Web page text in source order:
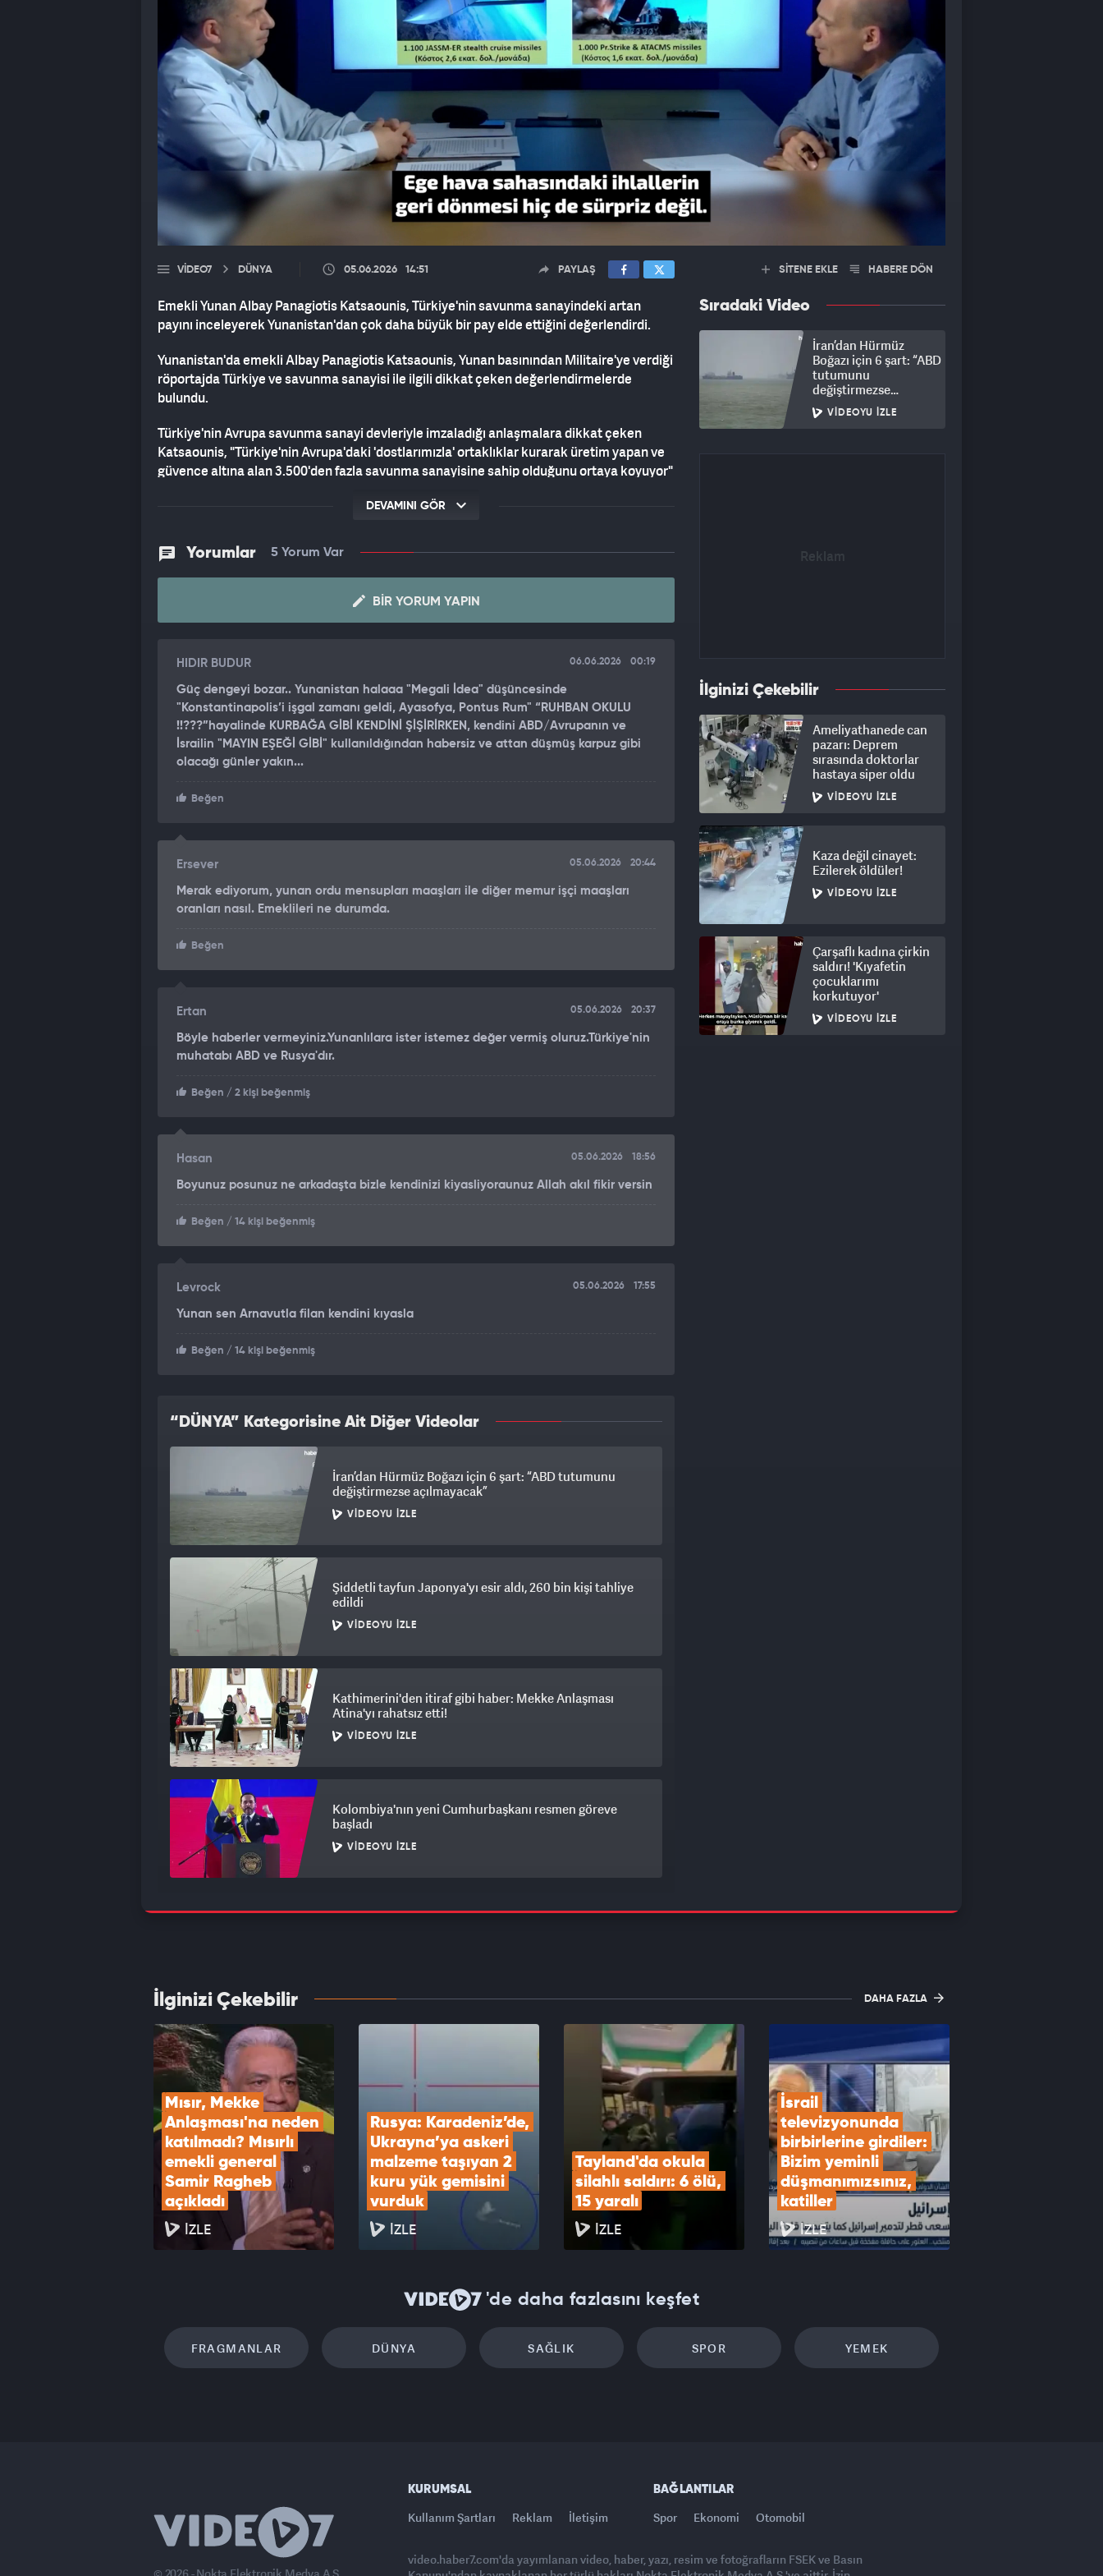
VIDEO7 DÜNYA 05.06.2026 14:51 PAYLAŞ
Emekli Yunan Albay Panagiotis Katsaounis, Türkiye'nin savunma sanayindeki artan
payını inceleyerek Yunanistan'dan çok daha büyük bir pay elde ettiğini değerlendirdi.
Yunanistan'da emekli Albay Panagiotis Katsaounis, Yunan basınından Militaire'ye verdiği
röportajda Türkiye ve savunma sanayisi ile ilgili dikkat çeken değerlendirmelerde
bulundu.
Türkiye'nin Avrupa savunma sanayi devleriyle imzaladığı anlaşmalara dikkat çeken
Katsaounis, "Türkiye'nin Avrupa'daki 'dostlarımızla' ortaklıklar kurarak üretim yapan ve
güvence altına alan 3.500'den fazla savunma sanayisine sahip olduğunu ortaya koyuyor"
söyleyen emekli Yunan Albay, Ege'de çok şey değiştiğini belirterek "Hepsi bizim
aleyhimize" dedi.
Baykar'ın Fransız Safran şirketiyle imzaladığı mutabakata vurgu yapan Katsaounis,
Yunanistan'ın Safran ile bir tedarik sözleşmesi imzaladığını ancak sonrasında Safran'ın
parçalarını ürettiğine de dikkat çekti.
Katsaounis, Yunanistan'ın aksine Baykar'ın yüksek teknoloji devi bir şirkete erişim
sağlayabildiğine yönelik eleştirilerini sundu. Yunan isim, "Bir yandan Türkiye'nin (AB'ye)
katılımını veto ediyoruz, diğer yandan teknoloji devleriyle anlaşmaları devleşiyor ve
yüksek teknoloji bilgisi ediniyor" diyerek sitem etti.
savunma ihracatı varken, 2026 yılının ilk yarısında bu rakamın iki milyar dolara ulaştığını;
2020-25 döneminde ise toplam ihracatın 30 milyar doları aştığını belirtti. Bununla birlikte
Yunanistan'ın büyük alımlardaki katılımının sıfır olduğunu; Milli Savunma Bakanı Nikos
Dendias'ın söz verdiği yüzde 25'lik yerli katılım oranı hâlâ sağlanamadığını söyledi.
DEVAMINI GÖR
Yorumlar 5 Yorum Var
BIR YORUM YAPIN
HIDIR BUDUR 06.06.2026 00:19
Güç dengeyi bozar.. Yunanistan halaaa "Megali İdea" düşüncesinde
"Konstantinapolis’i işgal zamanı geldi, Ayasofya, Pontus Rum" “RUHBAN OKULU
!!???”hayalinde KURBAĞA GİBİ KENDİNİ ŞİŞİRİRKEN, kendini ABD/Avrupanın ve
İsrailin "MAYIN EŞEĞİ GİBİ" kullanıldığından habersiz ve attan düşmüş karpuz gibi
olacağı günler yakın...
Beğen
Ersever 05.06.2026 20:44
Merak ediyorum, yunan ordu mensupları maaşları ile diğer memur işçi maaşları
oranları nasıl. Emeklileri ne durumda.
Beğen
Ertan 05.06.2026 20:37
Böyle haberler vermeyiniz.Yunanlılara ister istemez değer vermiş oluruz.Türkiye'nin
muhatabı ABD ve Rusya'dır.
Beğen / 2 kişi beğenmiş
Hasan 05.06.2026 18:56
Boyunuz posunuz ne arkadaşta bizle kendinizi kiyasliyoraunuz Allah akıl fikir versin
Beğen / 14 kişi beğenmiş
Levrock 05.06.2026 17:55
Yunan sen Arnavutla filan kendini kıyasla
Beğen / 14 kişi beğenmiş
“DÜNYA” Kategorisine Ait Diğer Videolar
İran’dan Hürmüz Boğazı için 6 şart: “ABD tutumunu
değiştirmezse açılmayacak”
VIDEOYU İZLE
Şiddetli tayfun Japonya'yı esir aldı, 260 bin kişi tahliye
edildi
VIDEOYU İZLE
Kathimerini'den itiraf gibi haber: Mekke Anlaşması
Atina'yı rahatsız etti!
VIDEOYU İZLE
Kolombiya'nın yeni Cumhurbaşkanı resmen göreve
başladı
VIDEOYU İZLE
SİTENE EKLE HABERE DÖN
Sıradaki Video
İran’dan Hürmüz
Boğazı için 6 şart: “ABD
tutumunu
değiştirmezse
açılmayacak”
VIDEOYU İZLE
İlginizi Çekebilir
Ameliyathanede can
pazarı: Deprem
sırasında doktorlar
hastaya siper oldu
VIDEOYU İZLE
Kaza değil cinayet:
Ezilerek öldüler!
VIDEOYU İZLE
Çarşaflı kadına çirkin
saldırı! 'Kıyafetin
çocuklarımı
korkutuyor'
VIDEOYU İZLE
İlginizi Çekebilir DAHA FAZLA
Mısır, Mekke
Anlaşması'na neden
katılmadı? Mısırlı
emekli general
Samir Ragheb
açıkladı
İZLE
Rusya: Karadeniz’de,
Ukrayna’ya askeri
malzeme taşıyan 2
kuru yük gemisini
vurduk
İZLE
Tayland'da okula
silahlı saldırı: 6 ölü,
15 yaralı
İZLE
İsrail
televizyonunda
birbirlerine girdiler:
Bizim yeminli
düşmanımızsınız,
katiller
İZLE
'de daha fazlasını keşfet
FRAGMANLAR DÜNYA SAĞLIK SPOR YEMEK
KURUMSAL
Kullanım Şartları Reklam İletişim
BAĞLANTILAR
Spor Ekonomi Otomobil
video.haber7.com'da yayımlanan video, haber, yazı, resim ve fotoğrafların FSEK ve Basın